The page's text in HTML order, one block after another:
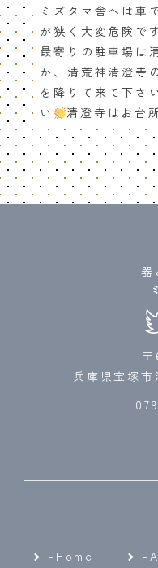
ミズタマ舎へは車
が狭く大変危険で
最寄りの駐車場は
か、清荒神清澄寺
を降りて来て下さ
い
清澄寺はお台
器
兵庫県宝塚
-Home -